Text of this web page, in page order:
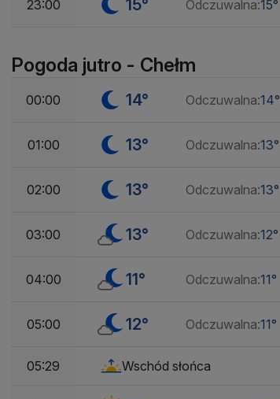
23:00 15° Odczuwalna:15°
Pogoda jutro - Chełm
00:00 14° Odczuwalna:14°
01:00 13° Odczuwalna:13°
02:00 13° Odczuwalna:13°
03:00 13° Odczuwalna:12°
04:00 11° Odczuwalna:11°
05:00 12° Odczuwalna:11°
05:29 Wschód słońca